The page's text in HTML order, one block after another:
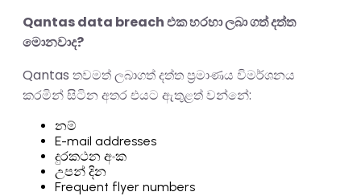
Qantas data breach එක හරහා ලබා ගත් දත්ත
මොනවාද?
Qantas තවමත් ලබාගත් දත්ත ප්‍රමාණය විමර්ශනය
කරමින් සිටින අතර එයට ඇතුළත් වන්නේ:
නම්
E-mail addresses
දුරකථන අංක
උපන් දින
Frequent flyer numbers